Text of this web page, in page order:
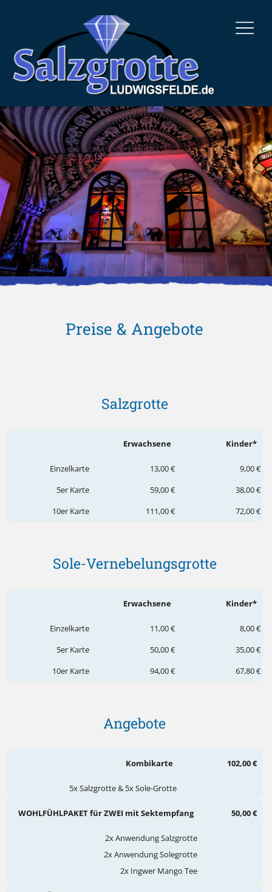
Preise & Angebote
Salzgrotte
Erwachsene Kinder*
Einzelkarte 13,00 €
9,00 €
5er Karte
59,00 €
38,00 €
10er Karte
111,00 € 72,00 €
Sole-Vernebelungsgrotte
Erwachsene Kinder*
Einzelkarte 11,00 €
8,00 €
5er Karte
50,00 €
35,00 €
10er Karte
94,00 € 67,80 €
Angebote
Kombikarte 102,00 €
5x Salzgrotte & 5x Sole-Grotte
WOHLFÜHLPAKET für ZWEI mit Sektempfang 50,00 €
2x Anwendung Salzgrotte
2x Anwendung Solegrotte
2x Ingwer Mango Tee